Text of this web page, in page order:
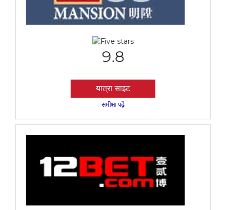
9.8
यात्रा साइट
समीक्षा पढ़ें